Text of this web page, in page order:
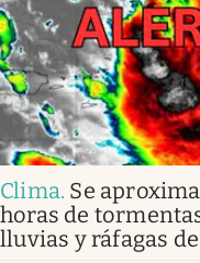
Clima. Se
horas de
lluvias y ráfagas